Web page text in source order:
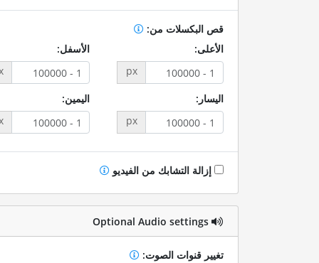
قص البكسلات من:
الأعلى:
px
الأسفل:
اليسار:
px
اليمين:
إزالة التشابك من الفيديو
Optional Audio settings
تغيير قنوات الصوت: